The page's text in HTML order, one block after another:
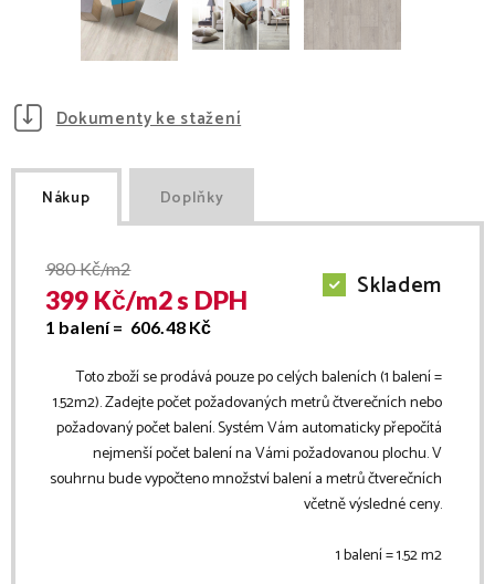
Dokumenty ke stažení
Nákup Doplňky
980Kč/m2
399 Kč/m2s DPH
1 balení = 606.48Kč
Skladem
Toto zboží se prodává pouze po celých baleních (1 balení =
1.52m2). Zadejte počet požadovaných metrů čtverečních nebo
požadovaný počet balení. Systém Vám automaticky přepočítá
nejmenší počet balení na Vámi požadovanou plochu. V
souhrnu bude vypočteno množství balení a metrů čtverečních
včetně výsledné ceny.
1 balení =1.52m2